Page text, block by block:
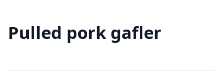
Pulled pork gafler